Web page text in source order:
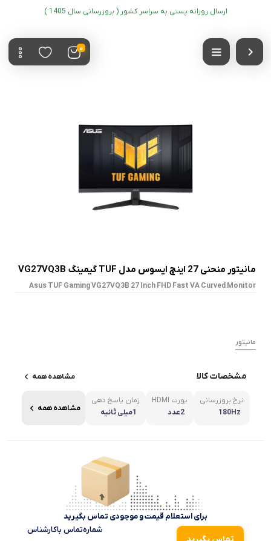
ارسال روزانه پستی به سراسر کشور ( بروزرسانی سال 1405 )
0
مانیتور منحنی 27 اینچ ایسوس مدل TUF گیمینگ VG27VQ3B
Asus TUF Gaming VG27VQ3B 27 Inch FHD Fast VA Curved Monitor
مانیتور
مشخصات کالا مشاهده همه
نرخ بروزرسانی
180Hz
پورت HDMI
2عدد
زمان پاسخ دهی
1میلی ثانیه
مشاهده همه
برای استعلام قیمت و موجودی تماس بگیرید
شماره‌تماس‌ با‌کارشناس